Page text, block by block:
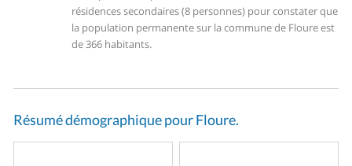
résidences secondaires (8 personnes) pour constater que
la population permanente sur la commune de Floure est
de 366 habitants.
Résumé démographique pour Floure.